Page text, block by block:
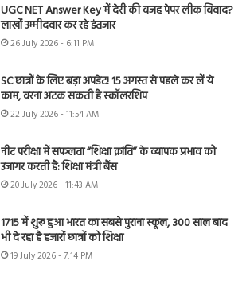
UGC NET Answer Key में देरी की वजह पेपर लीक विवाद?
लाखों उम्मीदवार कर रहे इंतजार
26 July 2026 - 6:11 PM
SC छात्रों के लिए बड़ा अपडेट! 15 अगस्त से पहले कर लें ये
काम, वरना अटक सकती है स्कॉलरशिप
22 July 2026 - 11:54 AM
नीट परीक्षा में सफलता “शिक्षा क्रांति” के व्यापक प्रभाव को
उजागर करती है: शिक्षा मंत्री बैंस
20 July 2026 - 11:43 AM
1715 में शुरू हुआ भारत का सबसे पुराना स्कूल, 300 साल बाद
भी दे रहा है हजारों छात्रों को शिक्षा
19 July 2026 - 7:14 PM